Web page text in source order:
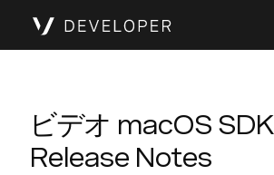
ビデオ macOS SDK
Release Notes